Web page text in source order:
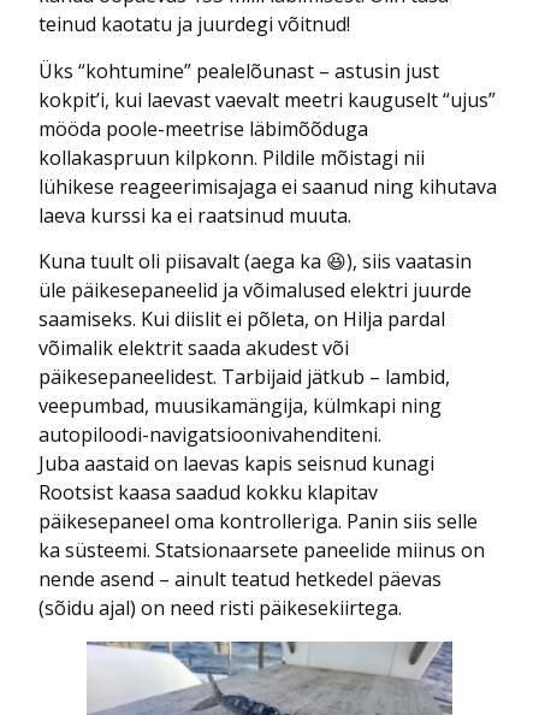
teinud kaotatu ja juurdegi võitnud!
Üks “kohtumine” pealelõunast – astusin just
kokpit’i, kui laevast vaevalt meetri kauguselt “ujus”
mööda poole-meetrise läbimõõduga
kollakaspruun kilpkonn. Pildile mõistagi nii
lühikese reageerimisajaga ei saanud ning kihutava
laeva kurssi ka ei raatsinud muuta.
Kuna tuult oli piisavalt (aega ka 😆), siis vaatasin
üle päikesepaneelid ja võimalused elektri juurde
saamiseks. Kui diislit ei põleta, on Hilja pardal
võimalik elektrit saada akudest või
päikesepaneelidest. Tarbijaid jätkub – lambid,
veepumbad, muusikamängija, külmkapi ning
autopiloodi-navigatsioonivahenditeni.
Juba aastaid on laevas kapis seisnud kunagi
Rootsist kaasa saadud kokku klapitav
päikesepaneel oma kontrolleriga. Panin siis selle
ka süsteemi. Statsionaarsete paneelide miinus on
nende asend – ainult teatud hetkedel päevas
(sõidu ajal) on need risti päikesekiirtega.